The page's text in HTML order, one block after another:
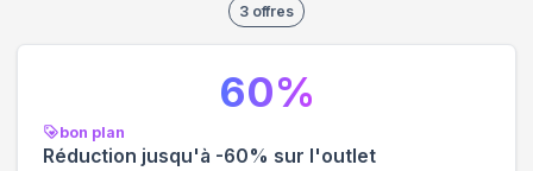
3 offres
bon plan
Réduction jusqu'à -60% sur l'outlet
60%